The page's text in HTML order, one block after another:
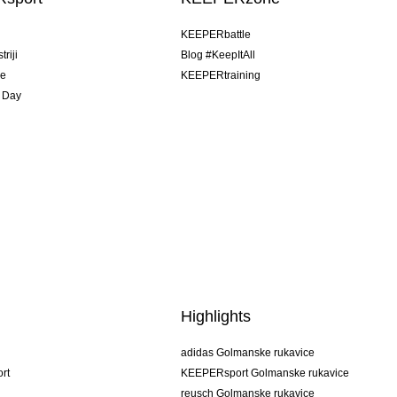
KEEPERbattle
Blog #KeepItAll
KEEPERtraining
Highlights
adidas Golmanske rukavice
KEEPERsport Golmanske rukavice
reusch Golmanske rukavice